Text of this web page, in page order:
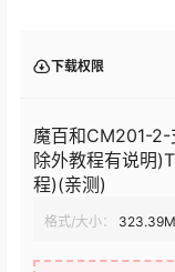
下载权限
魔百和CM201-
除外教程有说明
程)(亲测)
格式/大小：